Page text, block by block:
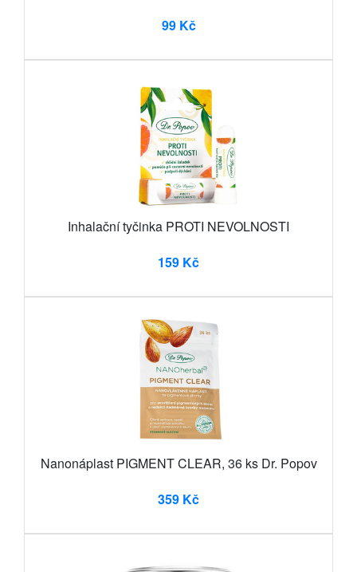
99 Kč
Inhalační tyčinka PROTI NEVOLNOSTI
159 Kč
Nanonáplast PIGMENT CLEAR, 36 ks Dr. Popov
359 Kč